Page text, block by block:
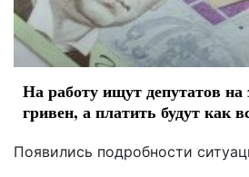
На работу ищут депутатов на
гривен, а платить будут как
Появились подробности